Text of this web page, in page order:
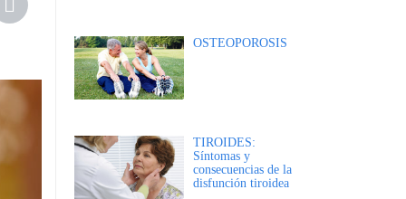
OSTEOPOROSIS
TIROIDES:
Síntomas y
consecuencias de la
disfunción tiroidea